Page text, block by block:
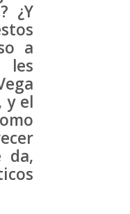
¿Y
a
y el
da,